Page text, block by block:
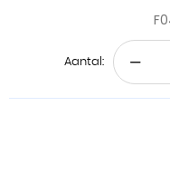
Aantal: −